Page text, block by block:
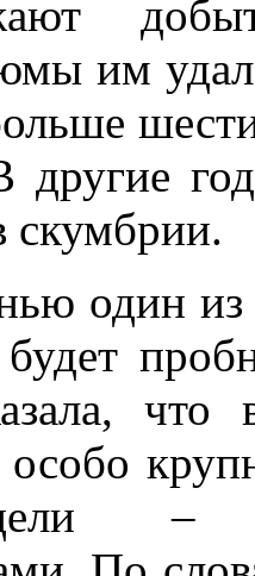
им
другие
скумбрии.
один из
особо
–